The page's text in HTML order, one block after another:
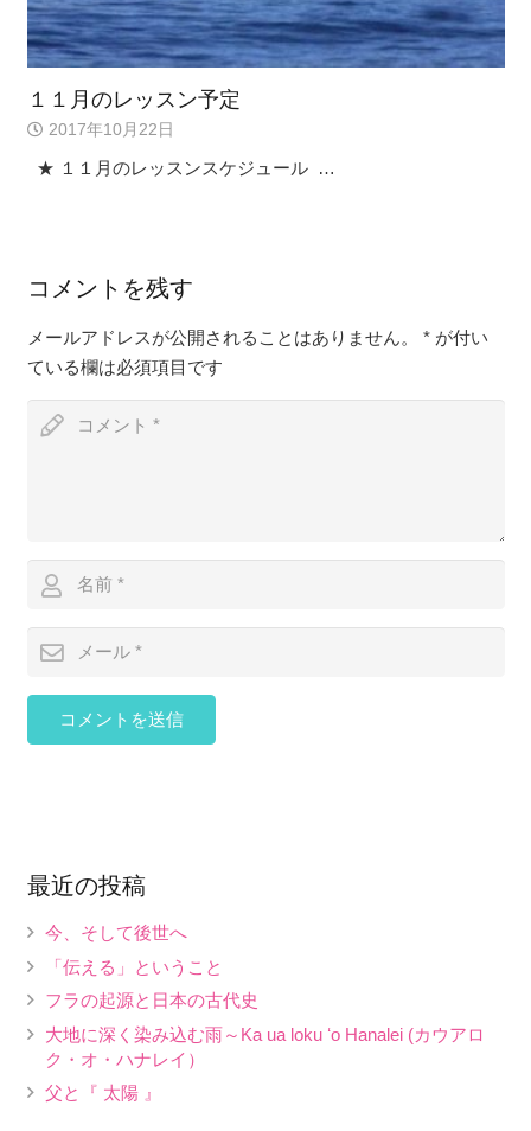
１１月のレッスン予定
2017年10月22日
★ １１月のレッスンスケジュール …
コメントを残す
メールアドレスが公開されることはありません。 *が付い
ている欄は必須項目です
コメントを送信
最近の投稿
今、そして後世へ
「伝える」ということ
フラの起源と日本の古代史
大地に深く染み込む雨～Ka ua loku ʻo Hanalei (カウアロ
ク・オ・ハナレイ）
父と『 太陽 』